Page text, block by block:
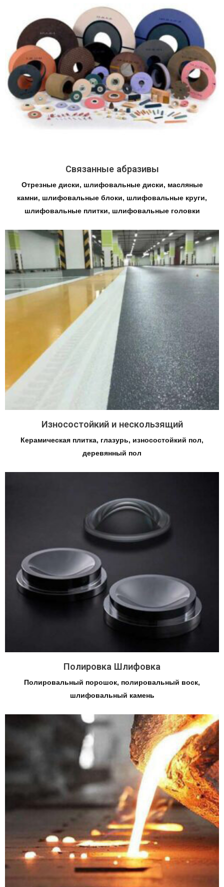
Связанные абразивы
Отрезные диски, шлифовальные диски, масляные
камни, шлифовальные блоки, шлифовальные круги,
шлифовальные плитки, шлифовальные головки
Износостойкий и нескользящий
Керамическая плитка, глазурь, износостойкий пол,
деревянный пол
Полировка Шлифовка
Полировальный порошок, полировальный воск,
шлифовальный камень